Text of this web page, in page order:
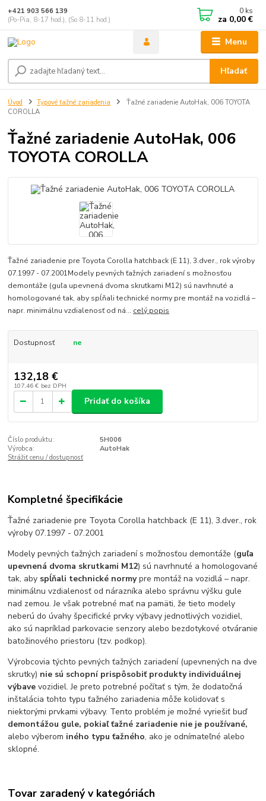
Menu
Hľadať
+421 903 566 139
(Po-Pia, 8-17 hod.), (So 8-11 hod.)
0 ks
za 0,00 €
Úvod Typové ťažné zariadenia
Ťažné zariadenie AutoHak, 006 TOYOTA
COROLLA
Ťažné zariadenie AutoHak, 006
TOYOTA COROLLA
Ťažné zariadenie pre Toyota Corolla hatchback (E 11), 3.dver., rok výroby
07.1997 - 07.2001Modely pevných ťažných zariadení s možnosťou
demontáže (guľa upevnená dvoma skrutkami M12) sú navrhnuté a
homologované tak, aby spĺňali technické normy pre montáž na vozidlá –
napr. minimálnu vzdialenosť od ná... celý popis
Dostupnosť ne
132,18 €
107,46 € bez DPH
Pridať do košíka
Číslo produktu:
5H006
Výrobca:
AutoHak
Strážiť cenu / dostupnosť
Kompletné špecifikácie
Ťažné zariadenie pre Toyota Corolla hatchback (E 11), 3.dver., rok
výroby 07.1997 - 07.2001
Modely pevných ťažných zariadení s možnosťou demontáže (guľa
upevnená dvoma skrutkami M12) sú navrhnuté a homologované
tak, aby spĺňali technické normypre montáž na vozidlá – napr.
minimálnu vzdialenosť od nárazníka alebo správnu výšku gule
nad zemou. Je však potrebné mať na pamäti, že tieto modely
neberú do úvahy špecifické prvky výbavy jednotlivých vozidiel,
ako sú napríklad parkovacie senzory alebo bezdotykové otváranie
batožinového priestoru (tzv. podkop).
Výrobcovia týchto pevných ťažných zariadení (upevnených na dve
skrutky) nie sú schopní prispôsobiť produkty individuálnej
výbavevozidiel. Je preto potrebné počítať s tým, že dodatočná
inštalácia tohto typu ťažného zariadenia môže kolidovať s
niektorými prvkami výbavy. Tento problém je možné vyriešiť buď
demontážou gule, pokiaľ ťažné zariadenie nie je používané,
alebo výberom iného typu ťažného, ako je odnímateľné alebo
sklopné.
Tovar zaradený v kategóriách